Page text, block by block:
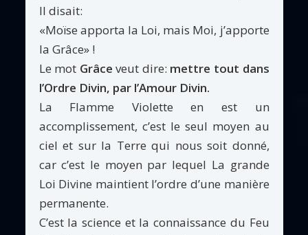
Il disait:
«Moïse apporta la Loi, mais Moi, j’apporte
la Grâce» !
Le mot Grâce veut dire: mettre tout dans
l’Ordre Divin, par l’Amour Divin.
La Flamme Violette en est un
accomplissement, c’est le seul moyen au
ciel et sur la Terre qui nous soit donné,
car c’est le moyen par lequel La grande
Loi Divine maintient l’ordre d’une manière
permanente.
C’est la science et la connaissance du Feu